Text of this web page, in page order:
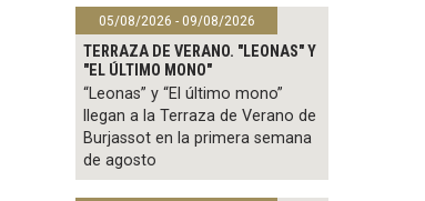
05/08/2026 - 09/08/2026
TERRAZA DE VERANO. "LEONAS" Y
"EL ÚLTIMO MONO"
“Leonas” y “El último mono”
llegan a la Terraza de Verano de
Burjassot en la primera semana
de agosto